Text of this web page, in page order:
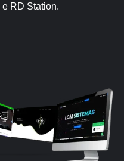
e RD Station.